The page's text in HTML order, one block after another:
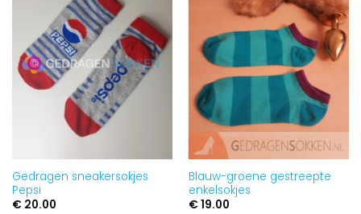
verlanglijst
toevoegen
Gedragen sneakersokjes
Pepsi
€20.00
Aan
verlanglijst
toevoegen
Blauw-groene gestreepte
enkelsokjes
€19.00